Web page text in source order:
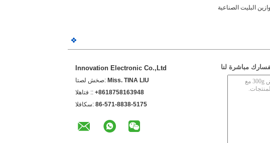
البليت الصناعية
Innovation Electronic Co.,Ltd
اتصل شخص: Miss. TINA LIU
الهاتف :: +8618758163948
الفاكس: 86-571-8838-5175
مباشرة لنا